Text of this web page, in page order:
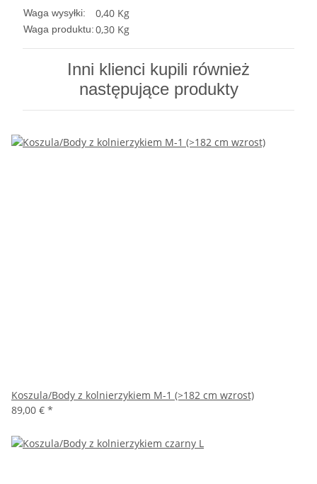
Waga wysyłki: 0,40 Kg
Waga produktu:0,30 Kg
Inni klienci kupili również
następujące produkty
Koszula/Body z kolnierzykiem M-1 (>182 cm wzrost)
89,00 € *